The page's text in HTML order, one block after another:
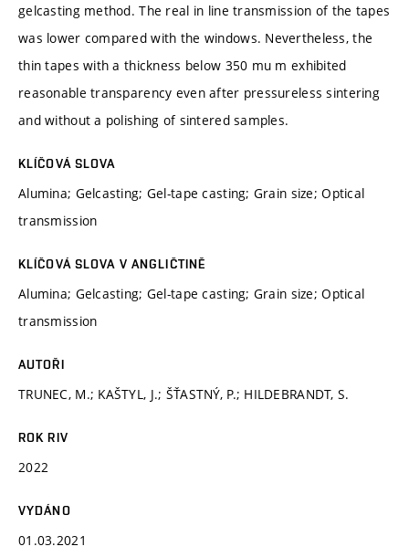
gelcasting method. The real in line transmission of the tapes
was lower compared with the windows. Nevertheless, the
thin tapes with a thickness below 350 mu m exhibited
reasonable transparency even after pressureless sintering
and without a polishing of sintered samples.
KLÍČOVÁ SLOVA
Alumina; Gelcasting; Gel-tape casting; Grain size; Optical
transmission
KLÍČOVÁ SLOVA V ANGLIČTINĚ
Alumina; Gelcasting; Gel-tape casting; Grain size; Optical
transmission
AUTOŘI
TRUNEC, M.; KAŠTYL, J.; ŠŤASTNÝ, P.; HILDEBRANDT, S.
ROK RIV
2022
VYDÁNO
01.03.2021